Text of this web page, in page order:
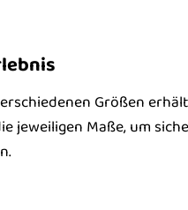
Größen
jeweiligen Maße, um